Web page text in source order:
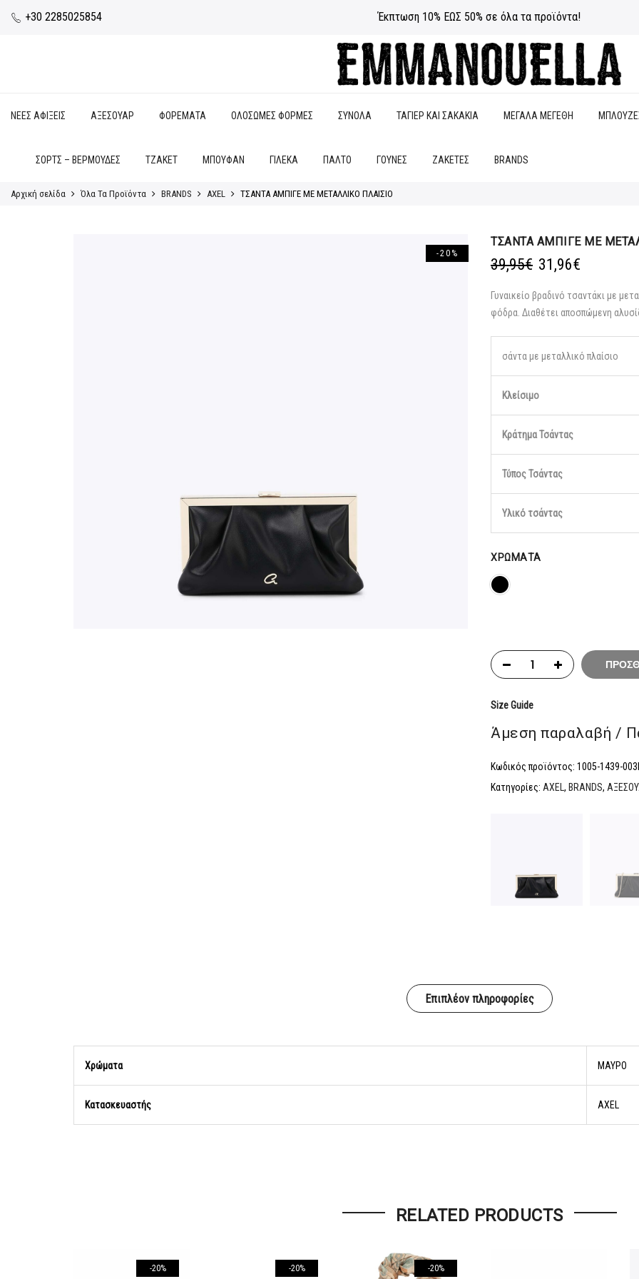
+30 2285025854 Έκπτωση 10% ΕΩΣ 50% σε όλα τα προϊόντα!
ΝΕΕΣ ΑΦΙΞΕΙΣ ΑΞΕΣΟΥΑΡ ΦΟΡΕΜΑΤΑ ΟΛΟΣΩΜΕΣ ΦΟΡΜΕΣ ΣΥΝΟΛΑ ΤΑΓΙΕΡ ΚΑΙ ΣΑΚΑΚΙΑ ΜΕΓΑΛΑ ΜΕΓΕΘΗ
ΣΟΡΤΣ – ΒΕΡΜΟΥΔΕΣ ΤΖΑΚΕΤ ΜΠΟΥΦΑΝ ΓΙΛΕΚΑ ΠΑΛΤΟ ΓΟΥΝΕΣ ΖΑΚΕΤΕΣ BRANDS
Αρχική σελίδα Όλα Τα Προϊόντα BRANDS AXEL ΤΣΑΝΤΑ ΑΜΠΙΓΕ ΜΕ ΜΕΤΑΛΛΙΚΟ ΠΛΑΙΣΙΟ
-20%
ΤΣΑΝΤΑ ΑΜΠΙΓΕ ΜΕ
39,95€ Original
was:
39,95€.
31,96€
τιμή
είναι:
Γυναικείο βραδινό τσαντάκι με
φόδρα. Διαθέτει αποσπώμενη
σάντα με μεταλλικό πλαίσιο
Κλείσιμο
Κράτημα Τσάντας
Τύπος Τσάντας
Υλικό τσάντας
ΧΡΏΜΑΤΑ
Size Guide
Άμεση παραλαβή /
Κωδικός προϊόντος: 1005-1439-
Κατηγορίες: AXEL, BRANDS,
Επιπλέον πληροφορίες
Χρώματα ΜΑΥΡΟ
Κατασκευαστής AXEL
RELATED PRODUCTS
-20% -20% -20%